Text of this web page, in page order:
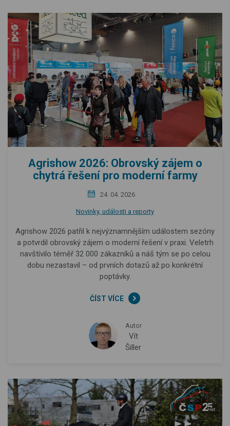
Agrishow 2026: Obrovský zájem o
chytrá řešení pro moderní farmy
24. 04. 2026
Novinky, události a reporty
Agrishow 2026 patřil k nejvýznamnějším událostem sezóny
a potvrdil obrovský zájem o moderní řešení v praxi. Veletrh
navštívilo téměř 32 000 zákazníků a náš tým se po celou
dobu nezastavil – od prvních dotazů až po konkrétní
poptávky.
ČÍST VÍCE
Autor
Vít
Šiller